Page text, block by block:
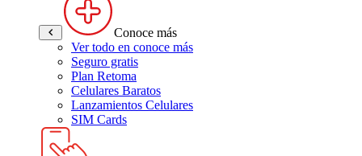
Conoce más
Ver todo en conoce más
Seguro gratis
Plan Retoma
Celulares Baratos
Lanzamientos Celulares
SIM Cards